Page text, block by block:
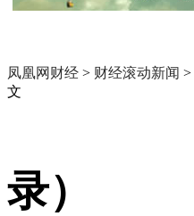
凤凰网财经 > 财经滚动新闻 >
文
录）